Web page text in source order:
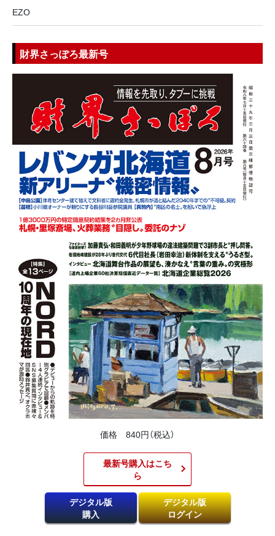
EZO
財界さっぽろ最新号
価格 840円（税込）
最新号購入はこち
ら​
デジタル版
購入
デジタル版
ログイン